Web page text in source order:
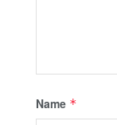
Name *